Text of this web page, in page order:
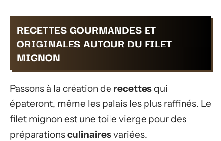
RECETTES GOURMANDES ET
ORIGINALES AUTOUR DU FILET
MIGNON
Passons à la création de recettesqui
épateront, même les palais les plus raffinés. Le
filet mignon est une toile vierge pour des
préparationsculinairesvariées.